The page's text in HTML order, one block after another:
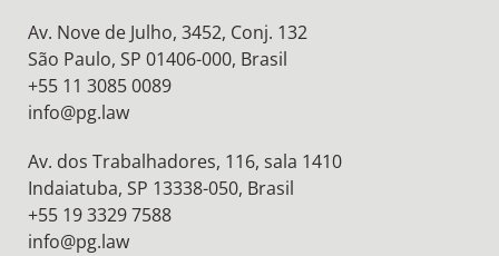
Av. Nove de Julho, 3452, Conj. 132
São Paulo, SP 01406-000, Brasil
+55 11 3085 0089
info@pg.law
Av. dos Trabalhadores, 116, sala 1410
Indaiatuba, SP 13338-050, Brasil
+55 19 3329 7588
info@pg.law